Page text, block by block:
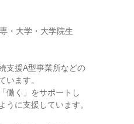
・大学・大学院生
支援A型事業所などの
います。
働く」をサポートし
うに支援しています。